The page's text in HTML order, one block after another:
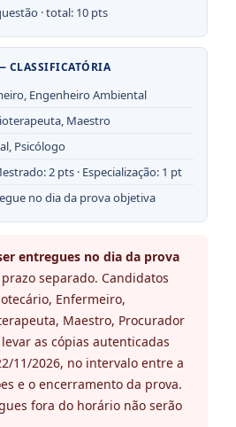
· total: 10 pts
CLASSIFICATÓRIA
Engenheiro Ambiental
Maestro
Psicólogo
2 pts · Especialização: 1 pt
no dia da prova objetiva
entregues no dia da prova
separado. Candidatos
Enfermeiro,
Maestro, Procurador
as cópias autenticadas
11/2026, no intervalo entre a
e o encerramento da prova.
fora do horário não serão